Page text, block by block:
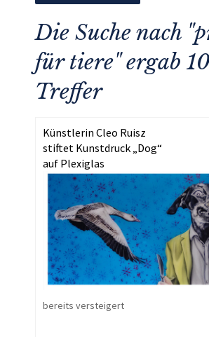
Die Suche nach
für tiere" ergab
Treffer
Künstlerin Cleo Ruisz
stiftet Kunstdruck „Dog“
auf Plexiglas
bereits versteigert